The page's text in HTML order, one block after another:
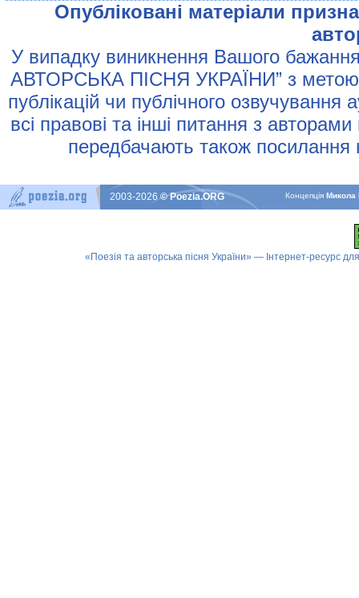
Опублiкованi матерiали
У випадку виникнення Вашого
АВТОРСЬКА ПIСНЯ УКРАЇНИ” з метою
публiкацiй чи публiчного
всi правовi та iншi питання з
передбачають також
КонцепцiяМикола
2003-2026© Poezia.ORG
«Поезія та авторська пісня України» — Інтернет-ресурс